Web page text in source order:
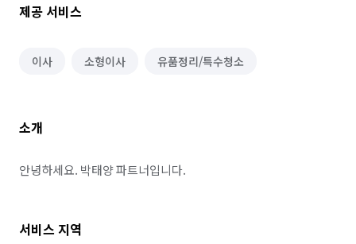
제공 서비스
이사 소형이사 유품정리/특수청소
소개
안녕하세요. 박태양 파트너입니다.
서비스 지역